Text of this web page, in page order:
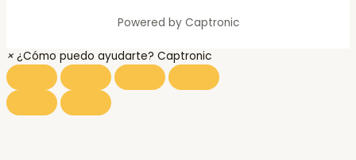
Powered by Captronic
× ¿Cómo puedo ayudarte? Captronic